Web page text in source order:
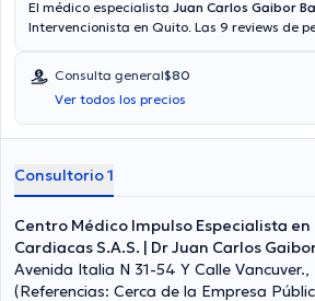
El médico especialista Juan Carlos Gaibor
Intervencionista en Quito. Las 9 reviews de
siguientes aseguradoras: Consulta privada,
cualquier aseguradora. El precio de la
Carlos Gaibor Barba es de $80.
Consulta general$80
Ver todos los precios
Consultorio 1
Centro Médico Impulso Especialista
Cardiacas S.A.S. | Dr Juan Carlos
Avenida Italia N 31-54 Y Calle Vancuver.,
(Referencias: Cerca de la Empresa